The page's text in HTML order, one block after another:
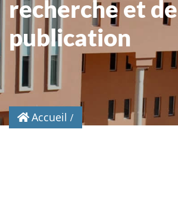
recherche et de
publication
Accueil